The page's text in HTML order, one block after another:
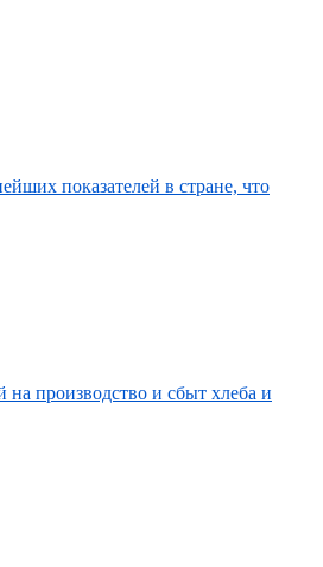
показателей в стране, что
производство и сбыт хлеба и